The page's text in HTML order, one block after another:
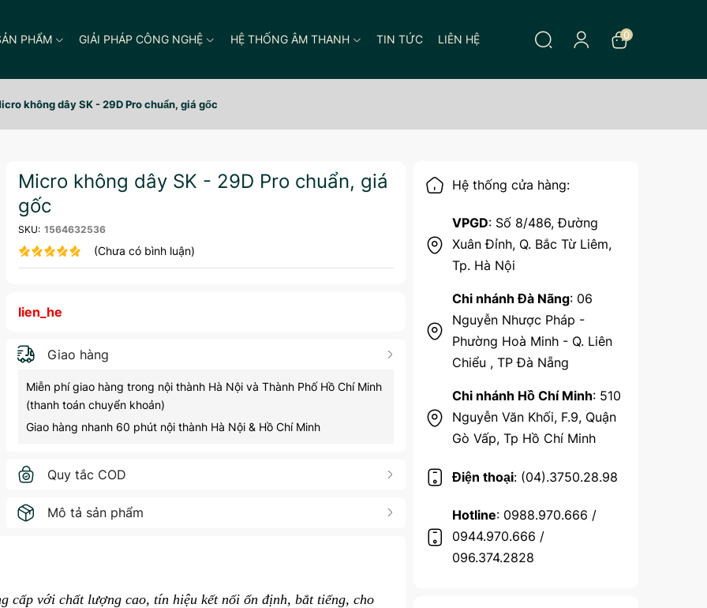
PHẨM GIẢI PHÁP CÔNG NGHỆ HỆ THỐNG ÂM THANH TIN TỨC LIÊN HỆ 0
không dây SK - 29D Pro chuẩn, giá gốc
Micro không dây SK - 29D Pro chuẩn, giá
gốc
SKU: 1564632536
(Chưa có bình luận)
lien_he
Giao hàng
Miễn phí giao hàng trong nội thành Hà Nội và Thành Phố Hồ Chí Minh
(thanh toán chuyển khoản)
Giao hàng nhanh 60 phút nội thành Hà Nội & Hồ Chí Minh
Quy tắc COD
Mô tả sản phẩm
cấp với chất lượng cao, tín hiệu kết nối ổn định, bắt tiếng, cho
Hệ thống cửa hàng:
VPGD: Số 8/486, Đường
Xuân Đỉnh, Q. Bắc Từ Liêm,
Tp. Hà Nội
Chi nhánh Đà Nãng: 06
Nguyễn Nhược Pháp -
Phường Hoà Minh - Q. Liên
Chiểu , TP Đà Nẵng
Chi nhánh Hồ Chí Minh: 510
Nguyễn Văn Khối, F.9, Quận
Gò Vấp, Tp Hồ Chí Minh
Điện thoại: (04).3750.28.98
Hotline: 0988.970.666 /
0944.970.666 /
096.374.2828